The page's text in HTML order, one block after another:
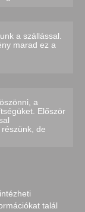
a szállással.
marad ez a
a
Először
de
talál